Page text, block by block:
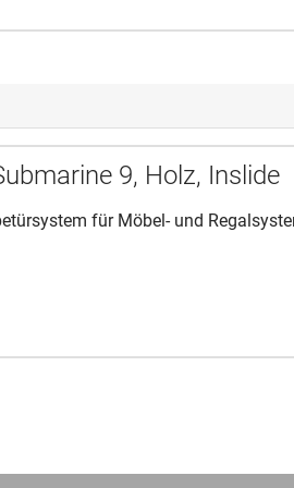
9, Holz, Inslide
für Möbel- und